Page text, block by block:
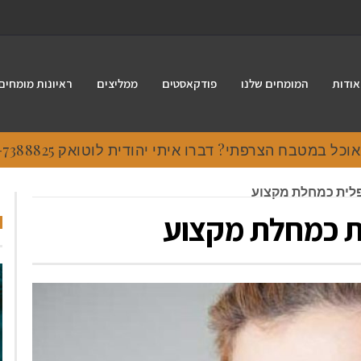
אודות המומחים שלנו פודקאסטים ממליצים ראיונות
במטבח הצרפתי? דברו איתי יהודית לוטואק 054-7388825.
כמחלת מקצוע
כמחלת מקצוע